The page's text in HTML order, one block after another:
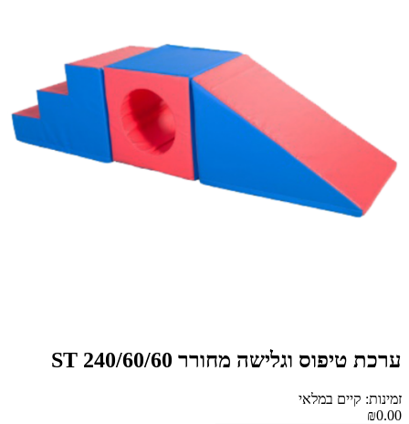
ערכת טיפוס וגלישה מחורר 240/60/60 ST
זמינות: קיים במלאי
₪0.00